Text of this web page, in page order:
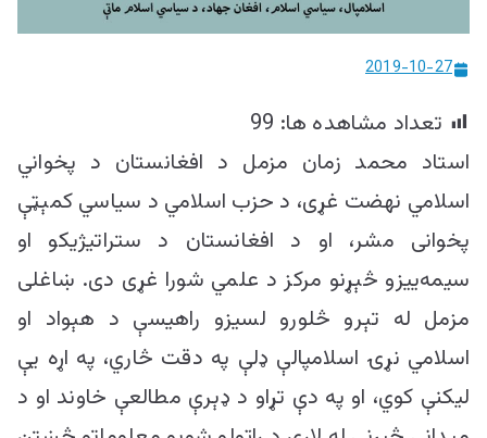
ییزو څېړنو
2019-10-27
تعداد مشاهده ها: 99
استاد محمد زمان مزمل د افغانستان د پخواني
اسلامي نهضت غړی، د حزب اسلامي د سیاسي کمېټې
پخوانی مشر، او د افغانستان د ستراتيژيکو او
سیمه‌ییزو څېړنو مرکز د علمي شورا غړی دی. ښاغلی
مزمل له تېرو څلورو لسیزو راهیسې د هېواد او
اسلامي نړۍ اسلامپالې ډلې په دقت څاري، په اړه یې
لیکنې کوي، او په دې تړاو د ډېرې مطالعې خاوند او د